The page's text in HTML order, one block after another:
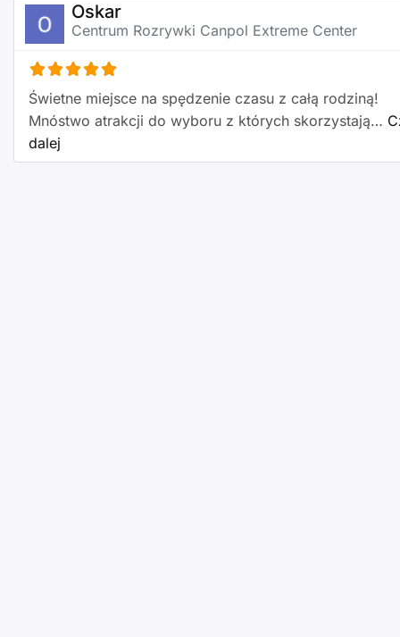
Oskar
Centrum Rozrywki Canpol Extreme Center
Świetne miejsce na spędzenie czasu z całą rodziną!
Mnóstwo atrakcji do wyboru z których skorzystają…
dalej